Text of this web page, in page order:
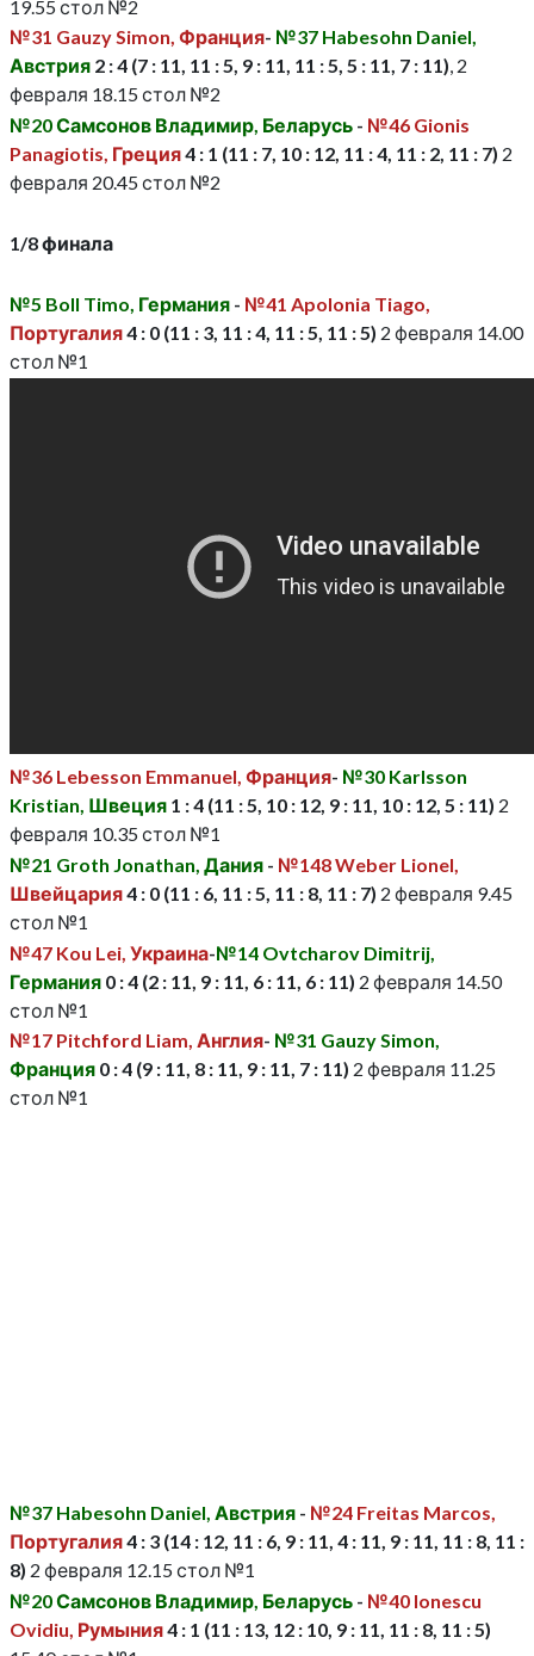
19.55 стол №2
№31 Gauzy Simon, Франция- №37 Habesohn Daniel,
Австрия 2 : 4 (7 : 11, 11 : 5, 9 : 11, 11 : 5, 5 : 11, 7 : 11), 2
февраля 18.15 стол №2
№20 Самсонов Владимир, Беларусь - №46 Gionis
Panagiotis, Греция4 : 1 (11 : 7, 10 : 12, 11 : 4, 11 : 2, 11 : 7) 2
февраля 20.45 стол №2
1/8 финала
№5 Boll Timo, Германия - №41 Apolonia Tiago,
Португалия4 : 0 (11 : 3, 11 : 4, 11 : 5, 11 : 5) 2 февраля 14.00
стол №1
№36 Lebesson Emmanuel, Франция- №30 Karlsson
Kristian, Швеция 1 : 4 (11 : 5, 10 : 12, 9 : 11, 10 : 12, 5 : 11) 2
февраля 10.35 стол №1
№21 Groth Jonathan, Дания - №148 Weber Lionel,
Швейцария4 : 0 (11 : 6, 11 : 5, 11 : 8, 11 : 7) 2 февраля 9.45
стол №1
№47 Kou Lei, Украина-№14 Ovtcharov Dimitrij,
Германия 0 : 4 (2 : 11, 9 : 11, 6 : 11, 6 : 11) 2 февраля 14.50
стол №1
№17 Pitchford Liam, Англия- №31 Gauzy Simon,
Франция 0 : 4 (9 : 11, 8 : 11, 9 : 11, 7 : 11) 2 февраля 11.25
стол №1
№37 Habesohn Daniel, Австрия - №24 Freitas Marcos,
Португалия4 : 3 (14 : 12, 11 : 6, 9 : 11, 4 : 11, 9 : 11, 11 : 8, 11 :
8) 2 февраля 12.15 стол №1
№20 Самсонов Владимир, Беларусь - №40 Ionescu
Ovidiu, Румыния4 : 1 (11 : 13, 12 : 10, 9 : 11, 11 : 8, 11 : 5)